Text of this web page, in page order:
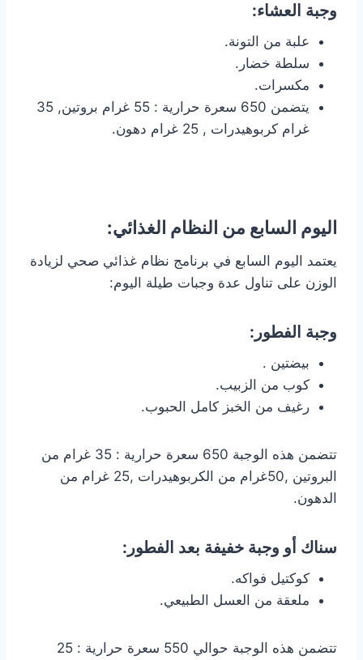
وجبة العشاء:
علبة من التونة.
سلطة خضار.
مكسرات.
يتضمن 650 سعرة حرارية : 55 غرام بروتين, 35
غرام كربوهيدرات , 25 غرام دهون.
اليوم السابع من النظام الغذائي:
يعتمد اليوم السابع في برنامج نظام غذائي صحي لزيادة
الوزن على تناول عدة وجبات طيلة اليوم:
وجبة الفطور:
بيضتين .
كوب من الزبيب.
رغيف من الخبز كامل الحبوب.
تتضمن هذه الوجبة 650 سعرة حرارية : 35 غرام من
البروتين ,50غرام من الكربوهيدرات ,25 غرام من
الدهون.
سناك أو وجبة خفيفة بعد الفطور:
كوكتيل فواكه.
ملعقة من العسل الطبيعي.
تتضمن هذه الوجبة حوالي 550 سعرة حرارية : 25